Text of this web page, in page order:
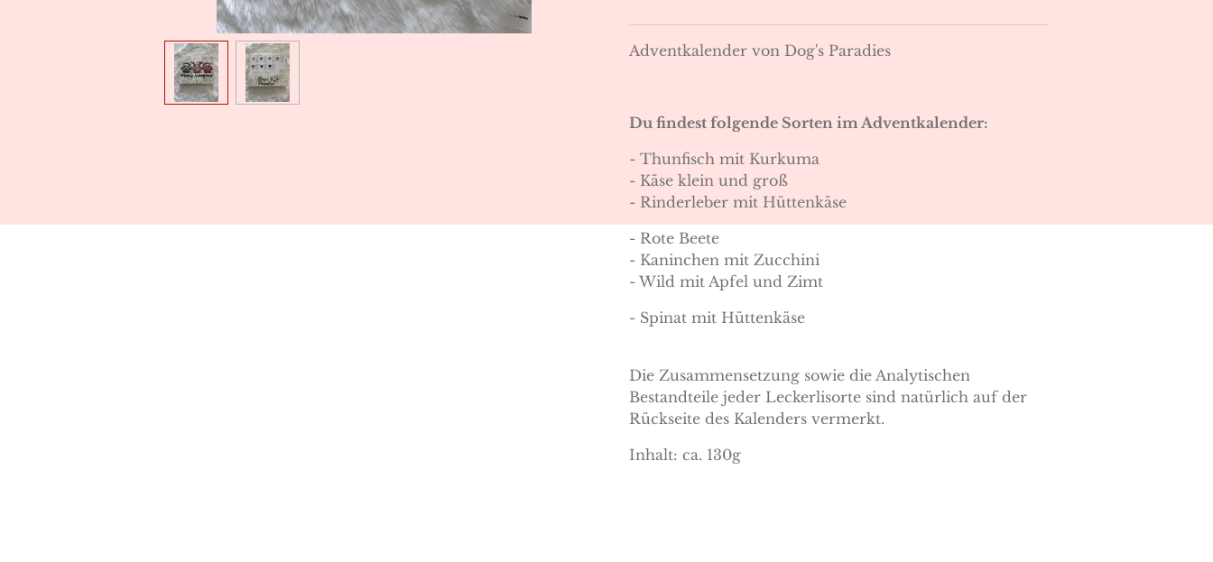
Adventkalender von Dog's Paradies
Du findest folgende Sorten im Adventkalender:
- Thunfisch mit Kurkuma
- Käse klein und groß
- Rinderleber mit Hüttenkäse
- Rote Beete
- Kaninchen mit Zucchini
- Wild mit Apfel und Zimt
- Spinat mit Hüttenkäse
Die Zusammensetzung sowie die Analytischen
Bestandteile jeder Leckerlisorte sind natürlich auf der
Rückseite des Kalenders vermerkt.
Inhalt: ca. 130g